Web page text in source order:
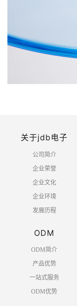
关于jdb电子
公司简介
企业荣誉
企业文化
企业环境
发展历程
ODM
ODM简介
产品优势
一站式服务
ODM优势